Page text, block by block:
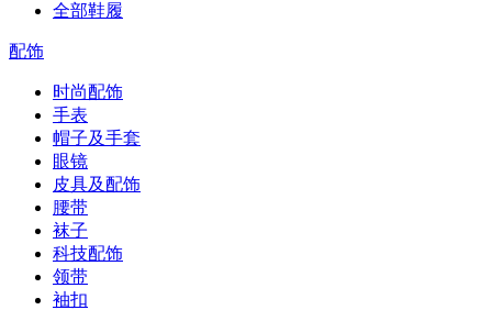
全部鞋履
配饰
时尚配饰
手表
帽子及手套
眼镜
皮具及配饰
腰带
袜子
科技配饰
领带
袖扣